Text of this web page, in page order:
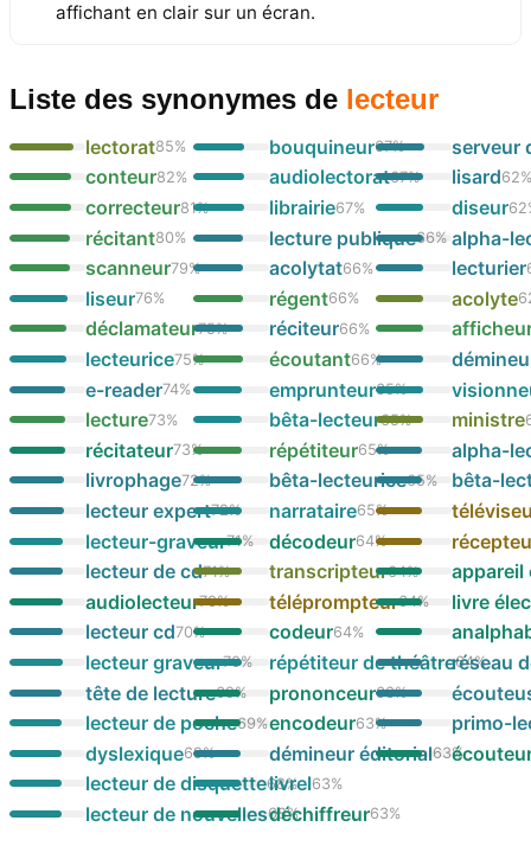
affichant en clair sur un écran.
Liste des synonymes de lecteur
lectorat85%
conteur82%
correcteur81%
récitant80%
scanneur79%
liseur76%
déclamateur75%
lecteurice75%
e-reader74%
lecture73%
récitateur73%
livrophage72%
lecteur expert72%
lecteur-graveur71%
lecteur de cd71%
audiolecteur70%
lecteur cd70%
lecteur graveur70%
tête de lecture69%
lecteur de poche69%
dyslexique69%
lecteur de disquette68%
lecteur de nouvelles68%
bouquineur67%
audiolectorat67%
librairie67%
lecture publique66%
acolytat66%
régent66%
réciteur66%
écoutant66%
emprunteur65%
bêta-lecteur65%
répétiteur65%
bêta-lecteurice65%
narrataire65%
décodeur64%
transcripteur64%
téléprompteur64%
codeur64%
répétiteur de théâtre64%
prononceur63%
encodeur63%
démineur éditorial63%
livrel63%
déchiffreur63%
serveur
lisard62
diseur62
alpha-
lecturier
acolyte
ministre
alpha-
bêta-
appareil
livre
réseau
primo-